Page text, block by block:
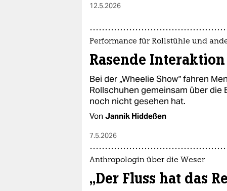
12.5.2026
Performance für Rollstühle und
Rasende Interaktion
Bei der „Wheelie Show“ fahren
Rollschuhen gemeinsam über die
noch nicht gesehen hat.
Von Jannik Hiddeßen
7.5.2026
Anthropologin über die Weser
„Der Fluss hat das